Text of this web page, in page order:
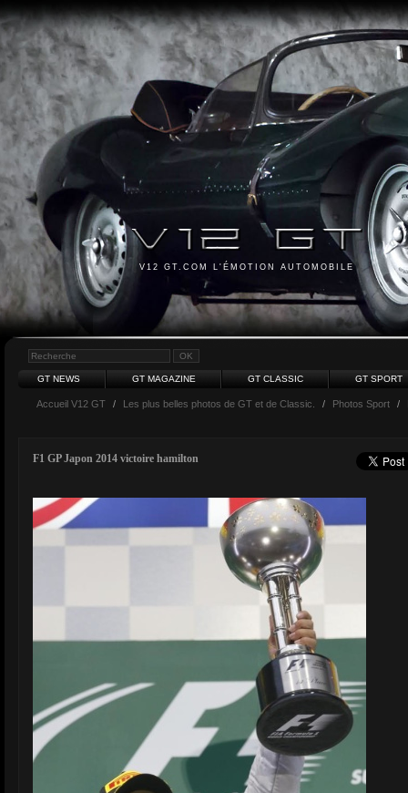
V12 GT.COM L'ÉMOTION AUTOMOBILE
GT NEWS GT MAGAZINE GT CLASSIC GT SPORT
Accueil V12 GT / Les plus belles photos de GT et de Classic. / Photos Sport /
F1 GP Japon 2014 victoire hamilton